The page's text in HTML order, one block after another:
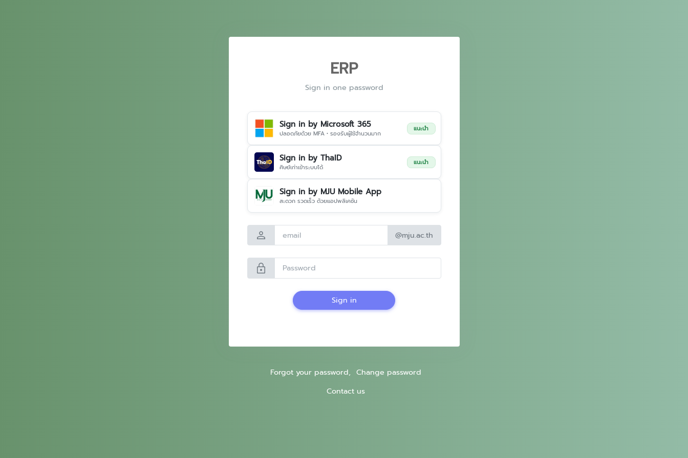
ERP
Sign in one password
Sign in by Microsoft 365
ปลอดภัยด้วย MFA • รองรับผู้ใช้จำนวนมาก
แนะนำ
Sign in by ThaID
ศิษย์เก่าเข้าระบบได้
แนะนำ
Sign in by MJU Mobile App
สะดวก รวดเร็ว ด้วยแอปพลิเคชัน
person @mju.ac.th
lock
Sign in
Forgot your password, Change password
Contact us